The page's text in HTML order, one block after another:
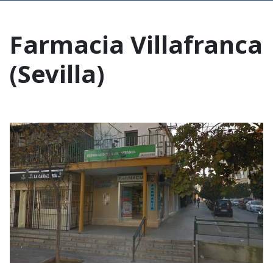
Farmacia Villafranca
(Sevilla)